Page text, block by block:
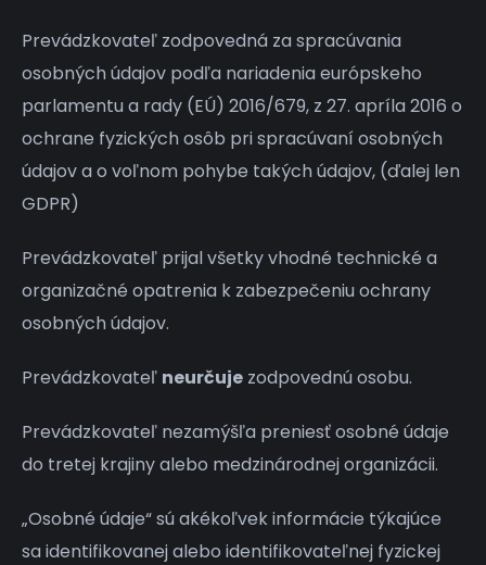
Prevádzkovateľ zodpovedná za spracúvania
osobných údajov podľa nariadenia európskeho
parlamentu a rady (EÚ) 2016/679, z 27. apríla 2016 o
ochrane fyzických osôb pri spracúvaní osobných
údajov a o voľnom pohybe takých údajov, (ďalej len
GDPR)
Prevádzkovateľ prijal všetky vhodné technické a
organizačné opatrenia k zabezpečeniu ochrany
osobných údajov.
Prevádzkovateľ neurčuje zodpovednú osobu.
Prevádzkovateľ nezamýšľa preniesť osobné údaje
do tretej krajiny alebo medzinárodnej organizácii.
„Osobné údaje“ sú akékoľvek informácie týkajúce
sa identifikovanej alebo identifikovateľnej fyzickej